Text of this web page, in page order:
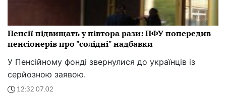
Пенсії підвищать у півтора рази: ПФУ попередив
пенсіонерів про "солідні" надбавки
У Пенсійному фонді звернулися до українців із
серйозною заявою.
12:32 07.02